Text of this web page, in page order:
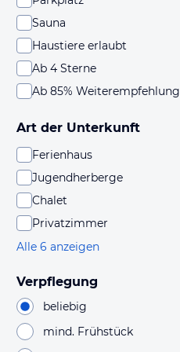
Sauna
Haustiere erlaubt
Ab 4 Sterne
Ab 85% Weiterempfehlung
Art der Unterkunft
Ferienhaus
Jugendherberge
Chalet
Privatzimmer
Alle 6 anzeigen
Verpflegung
beliebig
mind. Frühstück